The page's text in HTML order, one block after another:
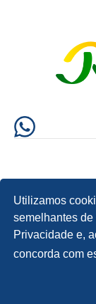
Utilizamos
semelhantes
Privacidade e,
concorda com